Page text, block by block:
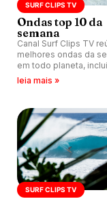
SURF CLIPS TV
Ondas top 10 da
semana
Canal Surf Clips TV
melhores ondas da
em todo planeta,
Mateus Herdy em
leia mais »
SURF CLIPS TV